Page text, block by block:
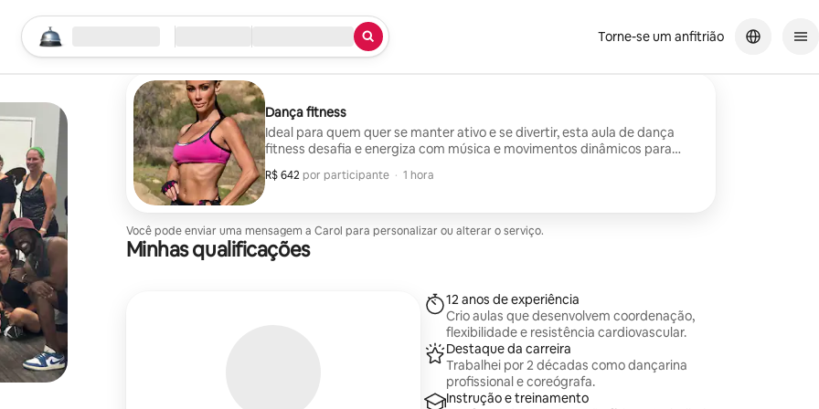
Comece sua busca
Local Check-in/CheckoutTipo de serviço Torne-se um anfitrião
Dança fitness
Ideal para quem quer se manter ativo e se divertir, esta aula de dança
fitness desafia e energiza com música e movimentos dinâmicos para
melhorar a saúde cardiovascular e o tônus muscular.
R$ 642 por participante
R$ 642 por participante
, · 1 hora
Você pode enviar uma mensagem a Carol para personalizar ou alterar o serviço.
Minhas qualificações
12 anos de experiência
Crio aulas que desenvolvem coordenação,
flexibilidade e resistência cardiovascular.
Destaque da carreira
Trabalhei por 2 décadas como dançarina
profissional e coreógrafa.
Instrução e treinamento